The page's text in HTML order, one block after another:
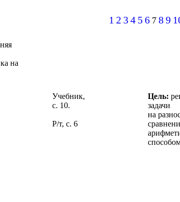
1 2 3 4 5 6 7 8 9
на
Учебник,
с. 10.
Р/т, с. 6
Цель:
задачи
на